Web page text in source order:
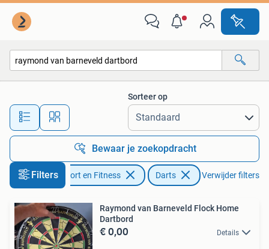
Alle afstanden…
Sorteer op
Bewaar je zoekopdracht
Filters Sport en Fitness Darts Verwijder filters
Raymond van Barneveld Flock Home
Dartbord
€ 0,00 Details